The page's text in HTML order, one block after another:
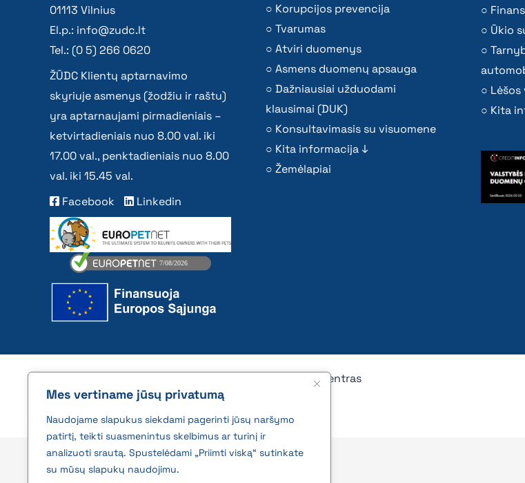
Mes vertiname jūsų privatumą
Naudojame slapukus siekdami pagerinti jūsų naršymo
patirtį, teikti suasmenintus skelbimus ar turinį ir
analizuoti srautą. Spustelėdami „Priimti viską“ sutinkate
su mūsų slapukų naudojimu.
01113 Vilnius
El.p.: info@zudc.lt
Tel.: (0 5) 266 0620
ŽŪDC Klientų aptarnavimo
skyriuje asmenys (žodžiu ir raštu)
yra aptarnaujami pirmadieniais –
ketvirtadieniais nuo 8.00 val. iki
17.00 val., penktadieniais nuo 8.00
val. iki 15.45 val.
Facebook
Linkedin
Korupcijos prevencija
Tvarumas
Atviri duomenys
Asmens duomenų apsauga
Dažniausiai užduodami
klausimai (DUK)
Konsultavimasis su visuomene
Kita informacija ↓
Žemėlapiai
Ūkio
Kita
2026 © All rights reserved | VĮ Žemės ūkio duomenų centras